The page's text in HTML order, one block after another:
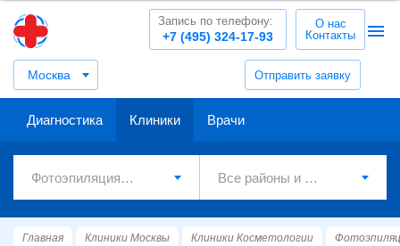
Москва Отправить заявку
+7 (495) 324-17-93
Запись по телефону:
О нас
Контакты
Диагностика Клиники Врачи
Главная Клиники Москвы Клиники Косметологии